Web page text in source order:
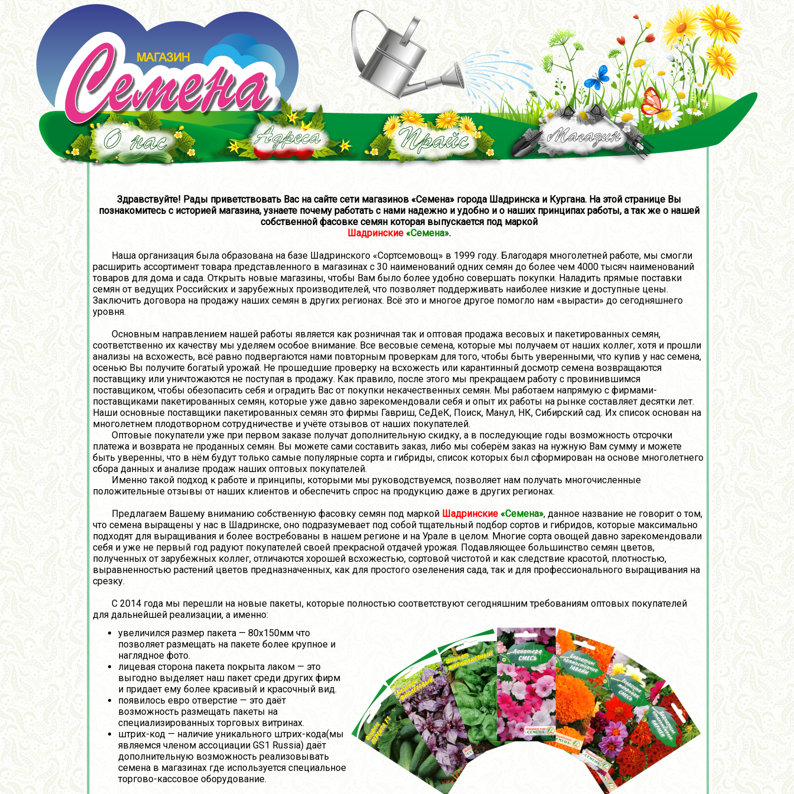
Здравствуйте! Рады приветствовать Вас на сайте сети магазинов «Семена» города Шадринска и Кургана. На этой странице Вы
познакомитесь с историей магазина, узнаете почему работать с нами надежно и удобно и о наших принципах работы, а так же о нашей
собственной фасовке семян которая выпускается под маркой
Шадринские «Семена».
Наша организация была образована на базе Шадринского «Сортсемовощ» в 1999 году. Благодаря многолетней работе, мы смогли
расширить ассортимент товара представленного в магазинах с 30 наименований одних семян до более чем 4000 тысяч наименований
товаров для дома и сада. Открыть новые магазины, чтобы Вам было более удобно совершать покупки. Наладить прямые поставки
семян от ведущих Российских и зарубежных производителей, что позволяет поддерживать наиболее низкие и доступные цены.
Заключить договора на продажу наших семян в других регионах. Всё это и многое другое помогло нам «вырасти» до сегодняшнего
уровня.
Основным направлением нашей работы является как розничная так и оптовая продажа весовых и пакетированных семян,
соответственно их качеству мы уделяем особое внимание. Все весовые семена, которые мы получаем от наших коллег, хотя и прошли
анализы на всхожесть, всё равно подвергаются нами повторным проверкам для того, чтобы быть уверенными, что купив у нас семена,
осенью Вы получите богатый урожай. Не прошедшие проверку на всхожесть или карантинный досмотр семена возвращаются
поставщику или уничтожаются не поступая в продажу. Как правило, после этого мы прекращаем работу с провинившимся
поставщиком, чтобы обезопасить себя и оградить Вас от покупки некачественных семян. Мы работаем напрямую с фирмами-
поставщиками пакетированных семян, которые уже давно зарекомендовали себя и опыт их работы на рынке составляет десятки лет.
Наши основные поставщики пакетированных семян это фирмы Гавриш, СеДеК, Поиск, Манул, НК, Сибирский сад. Их список основан на
многолетнем плодотворном сотрудничестве и учёте отзывов от наших покупателей.
Оптовые покупатели уже при первом заказе получат дополнительную скидку, а в последующие годы возможность отсрочки
платежа и возврата не проданных семян. Вы можете сами составить заказ, либо мы соберём заказ на нужную Вам сумму и можете
быть уверенны, что в нём будут только самые популярные сорта и гибриды, список которых был сформирован на основе многолетнего
сбора данных и анализе продаж наших оптовых покупателей.
Именно такой подход к работе и принципы, которыми мы руководствуемся, позволяет нам получать многочисленные
положительные отзывы от наших клиентов и обеспечить спрос на продукцию даже в других регионах.
Предлагаем Вашему вниманию собственную фасовку семян под маркой Шадринские «Семена», данное название не говорит о том,
что семена выращены у нас в Шадринске, оно подразумевает под собой тщательный подбор сортов и гибридов, которые максимально
подходят для выращивания и более востребованы в нашем регионе и на Урале в целом. Многие сорта овощей давно зарекомендовали
себя и уже не первый год радуют покупателей своей прекрасной отдачей урожая. Подавляющее большинство семян цветов,
полученных от зарубежных коллег, отличаются хорошей всхожестью, сортовой чистотой и как следствие красотой, плотностью,
выравненностью растений цветов предназначенных, как для простого озеленения сада, так и для профессионального выращивания на
срезку.
С 2014 года мы перешли на новые пакеты, которые полностью соответствуют сегодняшним требованиям оптовых покупателей
для дальнейшей реализации, а именно:
увеличился размер пакета — 80х150мм что
позволяет размещать на пакете более крупное и
наглядное фото.
лицевая сторона пакета покрыта лаком — это
выгодно выделяет наш пакет среди других фирм
и придает ему более красивый и красочный вид.
появилось евро отверстие — это даёт
возможность размещать пакеты на
специализированных торговых витринах.
штрих-код — наличие уникального штрих-кода(мы
являемся членом ассоциации GS1 Russia) даёт
дополнительную возможность реализовывать
семена в магазинах где используется специальное
торгово-кассовое оборудование.